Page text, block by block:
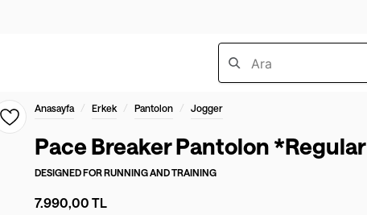
Anasayfa / Erkek / Pantolon / Jogger
Pace Breaker Pantolon *Regular
DESIGNED FORRUNNING AND TRAINING
7.990,00 TL